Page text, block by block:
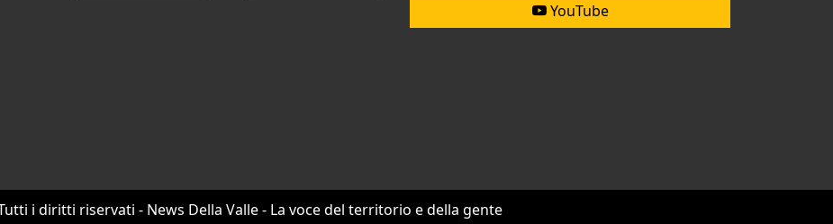
YouTube
i diritti riservati - News Della Valle - La voce del territorio e della gente